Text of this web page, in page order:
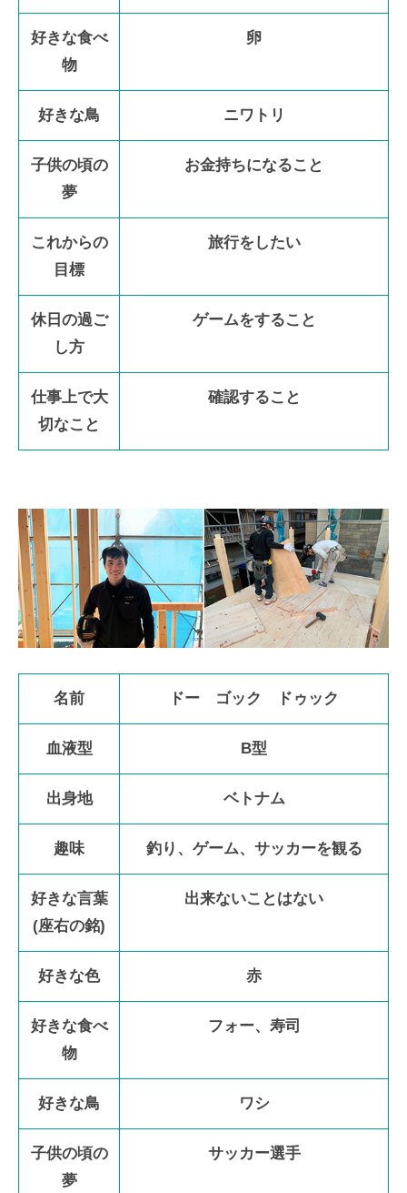
好きな食べ
物
卵
好きな鳥 ニワトリ
子供の頃の
夢
お金持ちになること
これからの
目標
旅行をしたい
休日の過ご
し方
ゲームをすること
仕事上で大
切なこと
確認すること
名前 ドー ゴック ドゥック
血液型 B型
出身地 ベトナム
趣味 釣り、ゲーム、サッカーを観る
好きな言葉
(座右の銘)
出来ないことはない
好きな色 赤
好きな食べ
物
フォー、寿司
好きな鳥 ワシ
子供の頃の
夢
サッカー選手